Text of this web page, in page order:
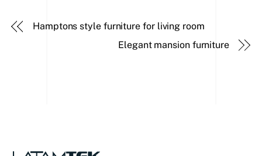
Hamptons style furniture for living room
Elegant mansion furniture